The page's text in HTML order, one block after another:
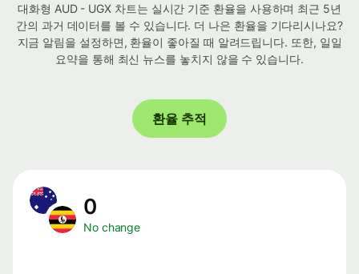
대화형 AUD - UGX 차트는 실시간 기준 환율을 사용하며 최근 5년
간의 과거 데이터를 볼 수 있습니다. 더 나은 환율을 기다리시나요?
지금 알림을 설정하면, 환율이 좋아질 때 알려드립니다. 또한, 일일
요약을 통해 최신 뉴스를 놓치지 않을 수 있습니다.
환율 추적
0
No change